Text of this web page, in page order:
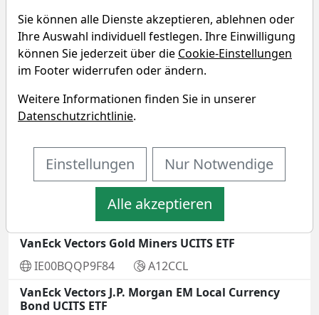
VA.FTSE A.W.H.D.Y.UETFDLD
IE00B8GKDB10
A1T8FV
VanEck Vectors Emerging Markets High Yield
IE00BF541080
A2JEMH
Bond UCITS ETF
IE00BF540Z61
A2JEMG
A2JDEJ
VanEck Vectors Gold Miners UCITS ETF
IE00BQQP9F84
A12CCL
VanEck Vectors J.P. Morgan EM Local Currency
Bond UCITS ETF
Sie können alle Dienste akzeptieren, ablehnen oder
Ihre Auswahl individuell festlegen. Ihre Einwilligung
können Sie jederzeit über die Cookie-Einstellungen
im Footer widerrufen oder ändern.
Weitere Informationen finden Sie in unserer
Datenschutzrichtlinie.
Einstellungen Nur Notwendige
Alle akzeptieren